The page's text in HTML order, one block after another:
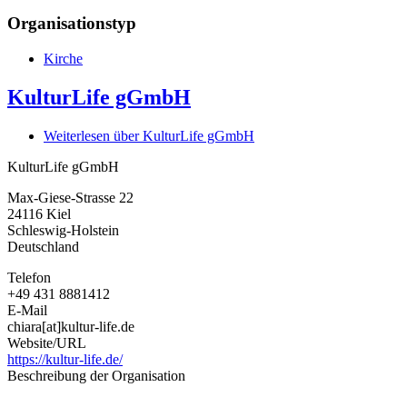
Organisationstyp
Kirche
KulturLife gGmbH
Weiterlesen über KulturLife gGmbH
KulturLife gGmbH
Max-Giese-Strasse 22
24116 Kiel
Schleswig-Holstein
Deutschland
Telefon
+49 431 8881412
E-Mail
chiara[at]kultur-life.de
Website/URL
https://kultur-life.de/
Beschreibung der Organisation